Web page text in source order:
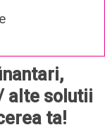
alte solutii
ta!